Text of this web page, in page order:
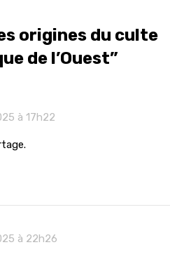
origines du culte
de l’Ouest”
à 17h22
à 22h26